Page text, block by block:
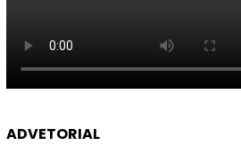
ADVETORIAL